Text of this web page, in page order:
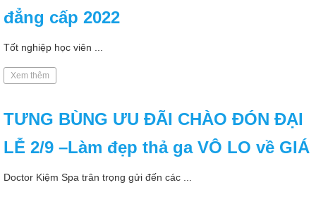
đẳng cấp 2022
Tốt nghiệp học viên ...
Xem thêm
TƯNG BÙNG ƯU ĐÃI CHÀO ĐÓN ĐẠI
LỄ 2/9 –Làm đẹp thả ga VÔ LO về GIÁ
Doctor Kiệm Spa trân trọng gửi đến các ...